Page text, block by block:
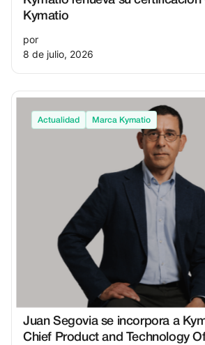
Kymatio
por
8 de julio, 2026
Actualidad Marca Kymatio
Juan Segovia se incorpora a
Chief Product and Technology